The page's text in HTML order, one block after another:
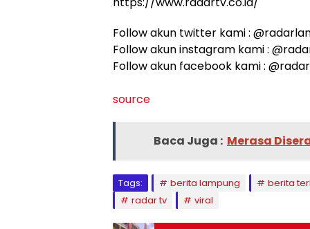
Follow akun twitter kami :
Follow akun instagram kami :
Follow akun facebook kami :
source
Baca Juga : Merasa
Tags: berita lampung berita
radar tv
viral